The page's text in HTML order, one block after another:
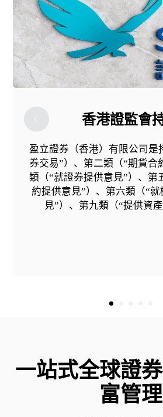
香港證監會
盈立證券（香港）有限公司是
券交易”）、第二類（“期貨合
類（“就證券提供意見”）、第
約提供意見”）、第六類（“
見”）、第九類（“提供資產
一站式全球證
富管理